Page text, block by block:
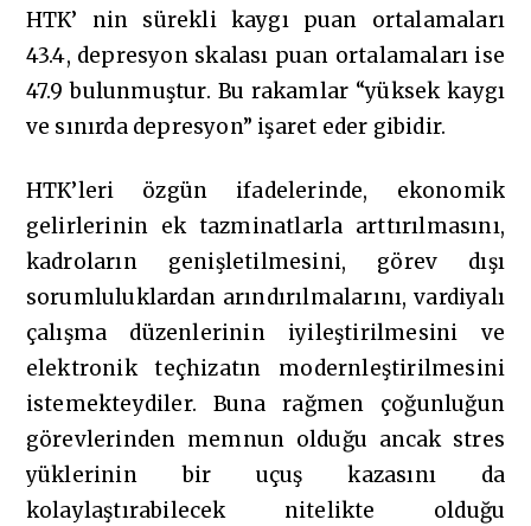
HTK’ nin sürekli kaygı puan ortalamaları
43.4, depresyon skalası puan ortalamaları ise
47.9 bulunmuştur. Bu rakamlar “yüksek kaygı
ve sınırda depresyon” işaret eder gibidir.
HTK’leri özgün ifadelerinde, ekonomik
gelirlerinin ek tazminatlarla arttırılmasını,
kadroların genişletilmesini, görev dışı
sorumluluklardan arındırılmalarını, vardiyalı
çalışma düzenlerinin iyileştirilmesini ve
elektronik teçhizatın modernleştirilmesini
istemekteydiler. Buna rağmen çoğunluğun
görevlerinden memnun olduğu ancak stres
yüklerinin bir uçuş kazasını da
kolaylaştırabilecek nitelikte olduğu